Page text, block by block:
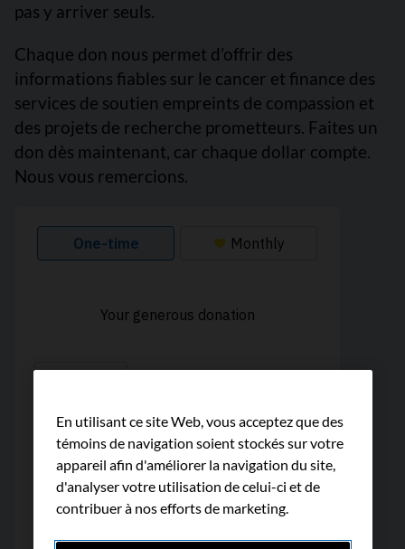
pas y arriver seuls.
Chaque don nous permet d’offrir des
informations fiables sur le cancer et finance des
services de soutien empreints de compassion et
des projets de recherche prometteurs. Faites un
don dès maintenant, car chaque dollar compte.
Nous vous remercions.
En utilisant ce site Web, vous acceptez que des
témoins de navigation soient stockés sur votre
appareil afin d'améliorer la navigation du site,
d'analyser votre utilisation de celui-ci et de
contribuer à nos efforts de marketing.